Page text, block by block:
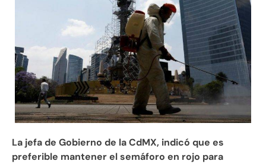
La jefa de Gobierno de la CdMX, indicó que es
preferible mantener el semáforo en rojo para